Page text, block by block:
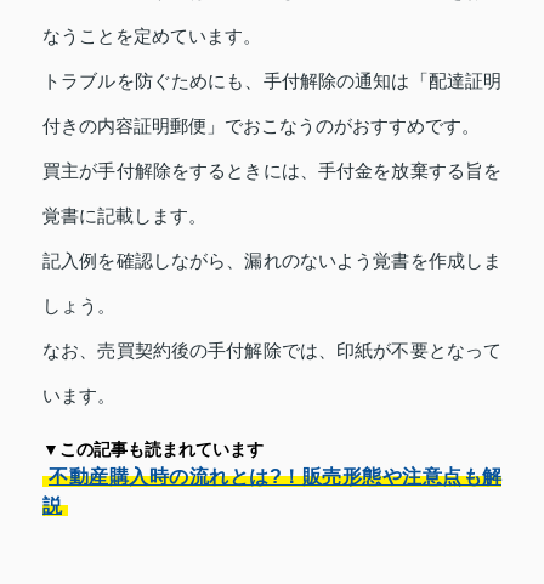
なうことを定めています。
トラブルを防ぐためにも、手付解除の通知は「配達証明
付きの内容証明郵便」でおこなうのがおすすめです。
買主が手付解除をするときには、手付金を放棄する旨を
覚書に記載します。
記入例を確認しながら、漏れのないよう覚書を作成しま
しょう。
なお、売買契約後の手付解除では、印紙が不要となって
います。
▼この記事も読まれています
不動産購入時の流れとは?！販売形態や注意点も解
説